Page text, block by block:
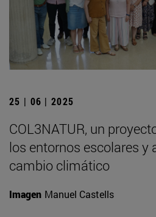
25 | 06 | 2025
COL3NATUR, un
los entornos escolares y
cambio climático
Imagen Manuel Castells